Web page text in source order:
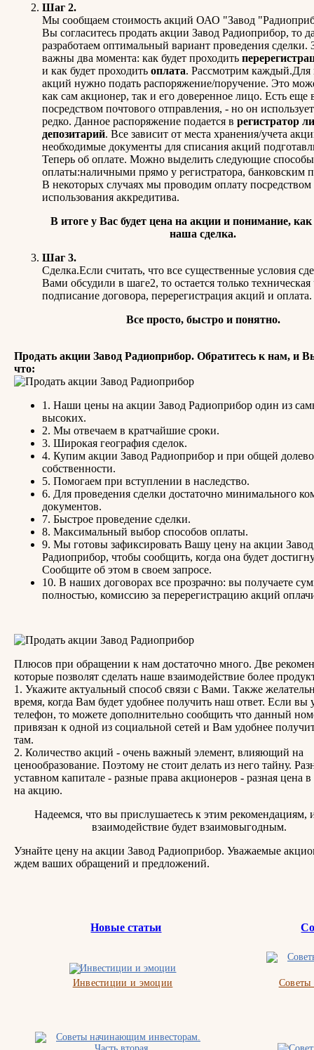
Шаг 2.
Мы сообщаем стоимость акций ОАО "Завод
Вы согласитесь продать акции Завод Радиоприбор, то
разработаем оптимальный вариант проведения сделки.
важны два момента: как будет проходить
и как будет проходить оплата. Рассмотрим каждый.Для
акций нужно подать распоряжение/поручение. Это
как сам акционер, так и его доверенное лицо. Есть еще
посредством почтового отправления, - но он
редко. Данное распоряжение подается в регистратор
депозитарий. Все зависит от места хранения/учета
необходимые документы для списания акций
Теперь об оплате. Можно выделить следующие способы
оплаты:наличными прямо у регистратора, банковским
В некоторых случаях мы проводим оплату посредством
использования аккредитива.
В итоге у Вас будет цена на акции и понимание,
наша сделка.
Шаг 3.
Сделка.Если считать, что все существенные условия
Вами обсудили в шаге2, то остается только техническая
подписание договора, перерегистрация акций и оплата.
Все просто, быстро и понятно.
Продать акции Завод Радиоприбор. Обратитесь к нам, и
что:
1. Наши цены на акции Завод Радиоприбор один из
высоких.
2. Мы отвечаем в кратчайшие сроки.
3. Широкая география сделок.
4. Купим акции Завод Радиоприбор и при общей
собственности.
5. Помогаем при вступлении в наследство.
6. Для проведения сделки достаточно минимального
документов.
7. Быстрое проведение сделки.
8. Максимальный выбор способов оплаты.
9. Мы готовы зафиксировать Вашу цену на акции Завод
Радиоприбор, чтобы сообщить, когда она будет
Сообщите об этом в своем запросе.
10. В наших договорах все прозрачно: вы получаете
полностью, комиссию за перерегистрацию акций
Плюсов при обращении к нам достаточно много. Две
которые позволят сделать наше взаимодействие более
1. Укажите актуальный способ связи с Вами. Также
время, когда Вам будет удобнее получить наш ответ. Если вы
телефон, то можете дополнительно сообщить что данный
привязан к одной из социальной сетей и Вам удобнее
там.
2. Количество акций - очень важный элемент, влияющий на
ценообразование. Поэтому не стоит делать из него тайну.
уставном капитале - разные права акционеров - разная цена в
на акцию.
Надеемся, что вы прислушаетесь к этим рекомендациям,
взаимодействие будет взаимовыгодным.
Узнайте цену на акции Завод Радиоприбор. Уважаемые
ждем ваших обращений и предложений.
Новые статьи
Инвестиции и эмоции Советы